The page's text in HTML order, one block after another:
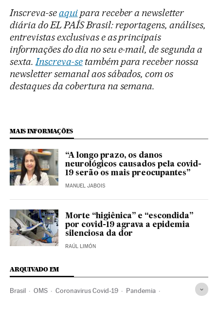
Inscreva-seaquipara receber a newsletter
diária do EL PAÍS Brasil: reportagens, análises,
entrevistas exclusivas e as principais
informações do dia no seu e-mail, de segunda a
sexta.Inscreva-setambém para receber nossa
newsletter semanal aos sábados, com os
destaques da cobertura na semana.
MAIS INFORMAÇÕES
“A longo prazo, os danos
neurológicos causados pela covid-
19 serão os mais preocupantes”
MANUEL JABOIS
Morte “higiênica” e “escondida”
por covid-19 agrava a epidemia
silenciosa da dor
RAÚL LIMÓN
ARQUIVADO EM
Brasil OMS Coronavirus Covid-19 Pandemia